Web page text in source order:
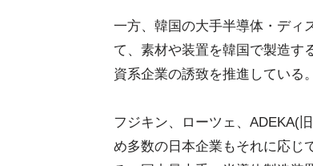
一方、韓国の大手半導体・ディ
て、素材や装置を韓国で製造す
資系企業の誘致を推進している。
フジキン、ローツェ、ADEKA(
め多数の日本企業もそれに応じ